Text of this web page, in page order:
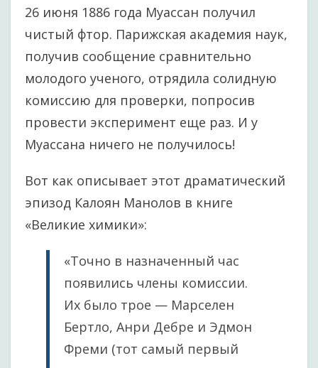
26 июня 1886 года Муассан получил
чистый фтор. Парижская академия наук,
получив сообщение сравнительно
молодого ученого, отрядила солидную
комиссию для проверки, попросив
провести эксперимент еще раз. И у
Муассана ничего не получилось!
Вот как описывает этот драматический
эпизод Калоян Манолов в книге
«Великие химики»:
«Точно в назначенный час
появились члены комиссии.
Их было трое — Марселен
Бертло, Анри Дебре и Эдмон
Фреми (тот самый первый